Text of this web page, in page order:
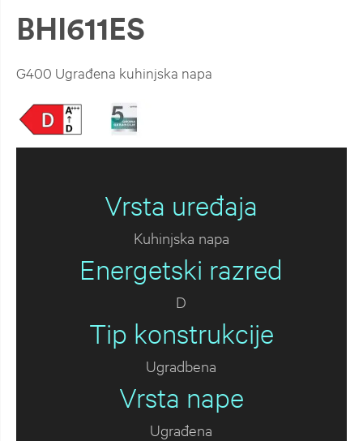
BHI611ES
G400 Ugrađena kuhinjska napa
Vrsta uređaja
Kuhinjska napa
Energetski razred
D
Tip konstrukcije
Ugradbena
Vrsta nape
Ugrađena